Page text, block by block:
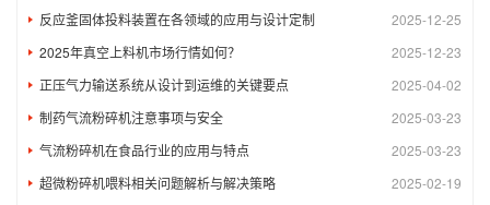
2025-12-25
反应釜固体投料装置在各领域的应用与设计定制
2025-12-23
2025年真空上料机市场行情如何？
2025-04-02
正压气力输送系统从设计到运维的关键要点
2025-03-23
制药气流粉碎机注意事项与安全​
2025-03-23
气流粉碎机在食品行业的应用与特点
2025-02-19
超微粉碎机喂料相关问题解析与解决策略